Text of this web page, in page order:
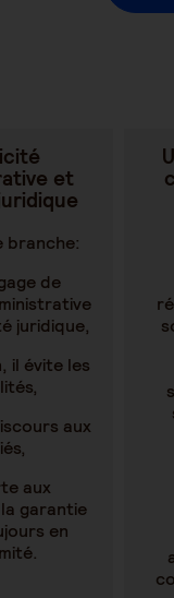
et
branche:
de
juridique,
il évite les
aux
aux
garantie
en